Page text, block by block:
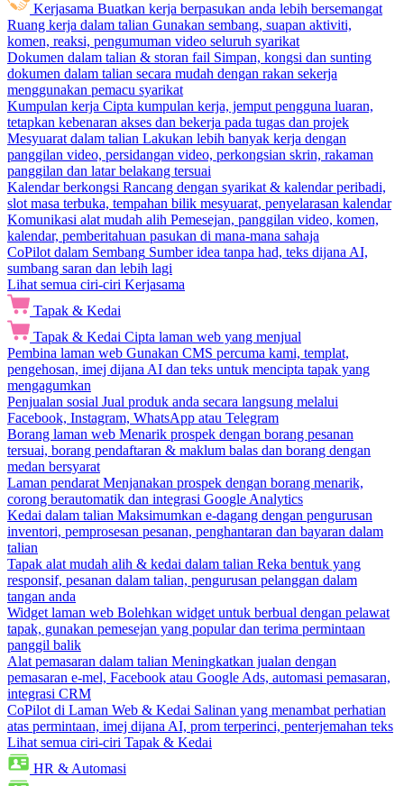
Kerjasama Buatkan kerja berpasukan anda lebih bersemangat
Ruang kerja dalam talian Gunakan sembang, suapan aktiviti,
komen, reaksi, pengumuman video seluruh syarikat
Dokumen dalam talian & storan fail Simpan, kongsi dan sunting
dokumen dalam talian secara mudah dengan rakan sekerja
menggunakan pemacu syarikat
Kumpulan kerja Cipta kumpulan kerja, jemput pengguna luaran,
tetapkan kebenaran akses dan bekerja pada tugas dan projek
Mesyuarat dalam talian Lakukan lebih banyak kerja dengan
panggilan video, persidangan video, perkongsian skrin, rakaman
panggilan dan latar belakang tersuai
Kalendar berkongsi Rancang dengan syarikat & kalendar peribadi,
slot masa terbuka, tempahan bilik mesyuarat, penyelarasan kalendar
Komunikasi alat mudah alih Pemesejan, panggilan video, komen,
kalendar, pemberitahuan pasukan di mana-mana sahaja
CoPilot dalam Sembang Sumber idea tanpa had, teks dijana AI,
sumbang saran dan lebih lagi
Lihat semua ciri-ciri Kerjasama
Tapak & Kedai
Tapak & Kedai Cipta laman web yang menjual
Pembina laman web Gunakan CMS percuma kami, templat,
pengehosan, imej dijana AI dan teks untuk mencipta tapak yang
mengagumkan
Penjualan sosial Jual produk anda secara langsung melalui
Facebook, Instagram, WhatsApp atau Telegram
Borang laman web Menarik prospek dengan borang pesanan
tersuai, borang pendaftaran & maklum balas dan borang dengan
medan bersyarat
Laman pendarat Menjanakan prospek dengan borang menarik,
corong berautomatik dan integrasi Google Analytics
Kedai dalam talian Maksimumkan e-dagang dengan pengurusan
inventori, pemprosesan pesanan, penghantaran dan bayaran dalam
talian
Tapak alat mudah alih & kedai dalam talian Reka bentuk yang
responsif, pesanan dalam talian, pengurusan pelanggan dalam
tangan anda
Widget laman web Bolehkan widget untuk berbual dengan pelawat
tapak, gunakan pemesejan yang popular dan terima permintaan
panggil balik
Alat pemasaran dalam talian Meningkatkan jualan dengan
pemasaran e-mel, Facebook atau Google Ads, automasi pemasaran,
integrasi CRM
CoPilot di Laman Web & Kedai Salinan yang menambat perhatian
atas permintaan, imej dijana AI, prom terperinci, penterjemahan teks
Lihat semua ciri-ciri Tapak & Kedai
HR & Automasi